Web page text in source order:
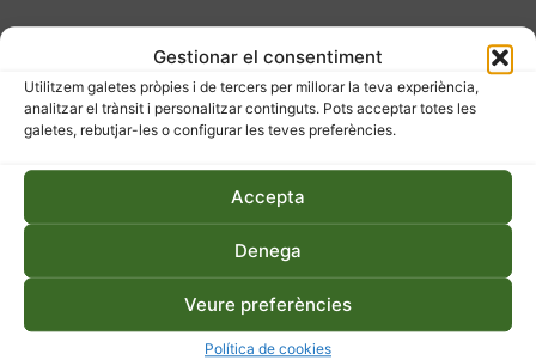
Gestionar el consentiment
Utilitzem galetes pròpies i de tercers per millorar la teva experiència,
analitzar el trànsit i personalitzar continguts. Pots acceptar totes les
galetes, rebutjar-les o configurar les teves preferències.
Accepta
Denega
Veure preferències
Política de cookies
27 d'abril de 2026